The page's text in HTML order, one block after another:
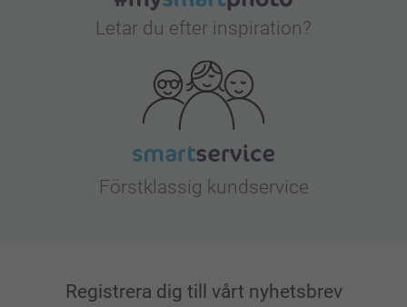
Letar du efter inspiration?
Förstklassig kundservice
Registrera dig till vårt nyhetsbrev